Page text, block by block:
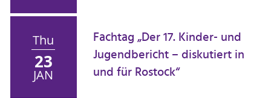
Thu
23
JAN
Fachtag „Der 17. Kinder- und
Jugendbericht – diskutiert in
und für Rostock“